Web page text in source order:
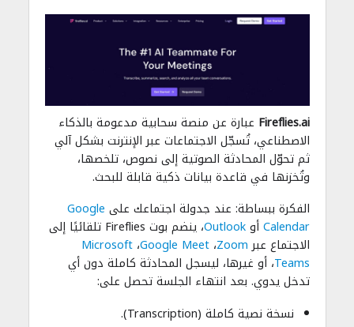
Fireflies.ai عبارة عن منصة سحابية مدعومة بالذكاء
الاصطناعي، تُسجّل الاجتماعات عبر الإنترنت بشكل آلي
ثم تحوّل المحادثة الصوتية إلى نصوص، تلخصها،
وتُخزنها في قاعدة بيانات ذكية قابلة للبحث.
الفكرة ببساطة: عند جدولة اجتماعك على Google
CalendarأوOutlook
، ينضم بوت Fireflies تلقائيًا إلى
الاجتماع عبرZoom،Google Meet،Microsoft
Teams، أو غيرها، ليسجل المحادثة كاملة دون أي
تدخل يدوي. بعد انتهاء الجلسة تحصل على:
نسخة نصية كاملة (Transcription).